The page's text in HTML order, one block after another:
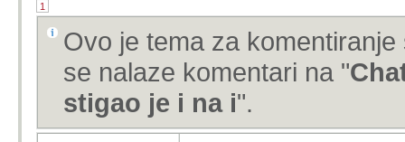
1
Ovo je tema za
se nalaze komentari na "
stigao je i na i".